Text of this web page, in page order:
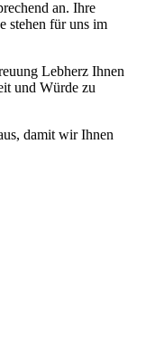
an. Ihre
stehen für uns im
Lebherz Ihnen
und Würde zu
damit wir Ihnen